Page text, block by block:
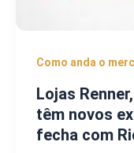
Como anda o
Lojas
têm novos
fecha com